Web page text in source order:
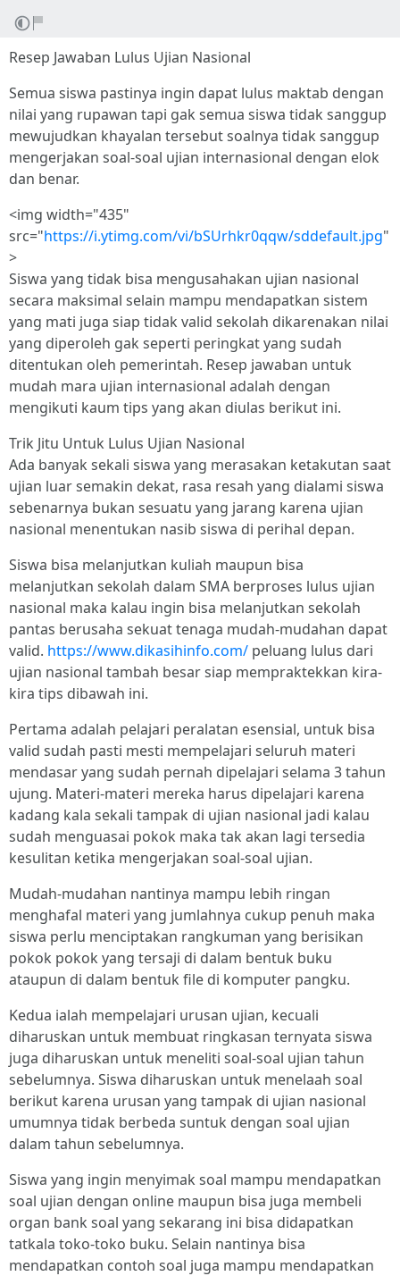
Resep Jawaban Lulus Ujian Nasional
Semua siswa pastinya ingin dapat lulus maktab dengan
nilai yang rupawan tapi gak semua siswa tidak sanggup
mewujudkan khayalan tersebut soalnya tidak sanggup
mengerjakan soal-soal ujian internasional dengan elok
dan benar.
<img width="435"
src="https://i.ytimg.com/vi/bSUrhkr0qqw/sddefault.jpg"
>
Siswa yang tidak bisa mengusahakan ujian nasional
secara maksimal selain mampu mendapatkan sistem
yang mati juga siap tidak valid sekolah dikarenakan nilai
yang diperoleh gak seperti peringkat yang sudah
ditentukan oleh pemerintah. Resep jawaban untuk
mudah mara ujian internasional adalah dengan
mengikuti kaum tips yang akan diulas berikut ini.
Trik Jitu Untuk Lulus Ujian Nasional
Ada banyak sekali siswa yang merasakan ketakutan saat
ujian luar semakin dekat, rasa resah yang dialami siswa
sebenarnya bukan sesuatu yang jarang karena ujian
nasional menentukan nasib siswa di perihal depan.
Siswa bisa melanjutkan kuliah maupun bisa
melanjutkan sekolah dalam SMA berproses lulus ujian
nasional maka kalau ingin bisa melanjutkan sekolah
pantas berusaha sekuat tenaga mudah-mudahan dapat
valid. https://www.dikasihinfo.com/ peluang lulus dari
ujian nasional tambah besar siap mempraktekkan kira-
kira tips dibawah ini.
Pertama adalah pelajari peralatan esensial, untuk bisa
valid sudah pasti mesti mempelajari seluruh materi
mendasar yang sudah pernah dipelajari selama 3 tahun
ujung. Materi-materi mereka harus dipelajari karena
kadang kala sekali tampak di ujian nasional jadi kalau
sudah menguasai pokok maka tak akan lagi tersedia
kesulitan ketika mengerjakan soal-soal ujian.
Mudah-mudahan nantinya mampu lebih ringan
menghafal materi yang jumlahnya cukup penuh maka
siswa perlu menciptakan rangkuman yang berisikan
pokok pokok yang tersaji di dalam bentuk buku
ataupun di dalam bentuk file di komputer pangku.
Kedua ialah mempelajari urusan ujian, kecuali
diharuskan untuk membuat ringkasan ternyata siswa
juga diharuskan untuk meneliti soal-soal ujian tahun
sebelumnya. Siswa diharuskan untuk menelaah soal
berikut karena urusan yang tampak di ujian nasional
umumnya tidak berbeda suntuk dengan soal ujian
dalam tahun sebelumnya.
Siswa yang ingin menyimak soal mampu mendapatkan
soal ujian dengan online maupun bisa juga membeli
organ bank soal yang sekarang ini bisa didapatkan
tatkala toko-toko buku. Selain nantinya bisa
mendapatkan contoh soal juga mampu mendapatkan